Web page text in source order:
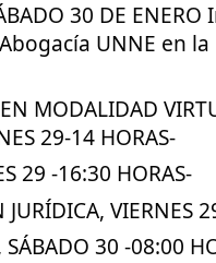
30 DE
UNNE en
MODALIDAD
29-14 HORAS-
29 -16:30 HORAS-
JURÍDICA, VIERNES
SÁBADO 30 -08:00